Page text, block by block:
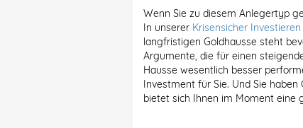
Wenn Sie zu diesem Anlegertyp
In unserer Krisensicher Investieren
langfristigen Goldhausse steht
Argumente, die für einen
Hausse wesentlich besser
Investment für Sie. Und Sie
bietet sich Ihnen im Moment eine